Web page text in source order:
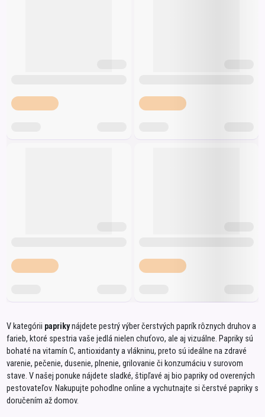
V kategórii paprikynájdete pestrý výber čerstvých paprík rôznych druhov a
farieb, ktoré spestria vaše jedlá nielen chuťovo, ale aj vizuálne. Papriky sú
bohaté na vitamín C, antioxidanty a vlákninu, preto sú ideálne na zdravé
varenie, pečenie, dusenie, plnenie, grilovanie či konzumáciu v surovom
stave. V našej ponuke nájdete sladké, štipľavé aj bio papriky od overených
pestovateľov. Nakupujte pohodlne online a vychutnajte si čerstvé papriky s
doručením až domov.